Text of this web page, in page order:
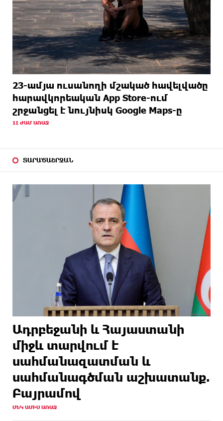
23-ամյա ուսանողի մշակած հավելվածը
հարավկորեական App Store-ում
շրջանցել է նույնիսկ Google Maps-ը
11 ԺԱՄ ԱՌԱՋ
ՏԱՐԱԾԱՇՐՋԱՆ
Ադրբեջանի և Հայաստանի
միջև տարվում է
սահմանազատման և
սահմանագծման աշխատանք.
Բայրամով
ՄԵԿ ԱՄԻՍ ԱՌԱՋ